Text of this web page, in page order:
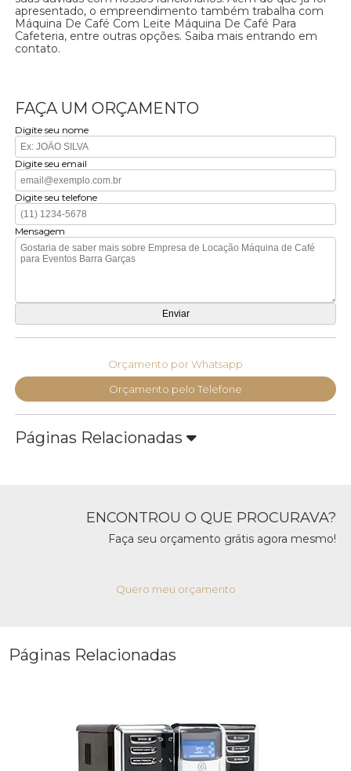
apresentado, o empreendimento também trabalha com
Máquina De Café Com Leite Máquina De Café Para
Cafeteria, entre outras opções. Saiba mais entrando em
contato.
FAÇA UM ORÇAMENTO
Digite seu nome
Digite seu email
Digite seu telefone
Mensagem
Orçamento por Whatsapp
Orçamento pelo Telefone
Páginas Relacionadas
ENCONTROU O QUE PROCURAVA?
Faça seu orçamento grátis agora mesmo!
Quero meu orçamento
Páginas Relacionadas